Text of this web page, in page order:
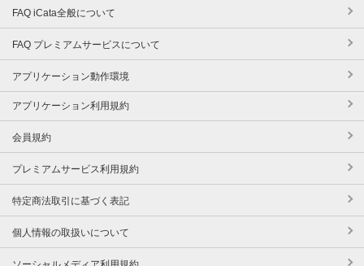
FAQ iCata全般について
FAQ プレミアムサービスについて
アプリケーション動作環境
アプリケーション利用規約
会員規約
プレミアムサービス利用規約
特定商法取引に基づく表記
個人情報の取扱いについて